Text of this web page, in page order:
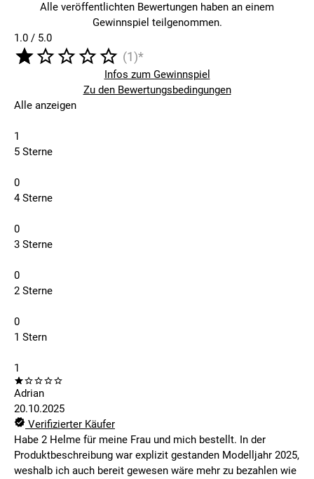
Alle veröffentlichten Bewertungen haben an einem
Gewinnspiel teilgenommen.
1.0 / 5.0
(1)*
Infos zum Gewinnspiel
Zu den Bewertungsbedingungen
Alle anzeigen
1
5 Sterne
0
4 Sterne
0
3 Sterne
0
2 Sterne
0
1 Stern
1
Adrian
20.10.2025
Verifizierter Käufer
Habe 2 Helme für meine Frau und mich bestellt. In der
Produktbeschreibung war explizit gestanden Modelljahr 2025,
weshalb ich auch bereit gewesen wäre mehr zu bezahlen wie